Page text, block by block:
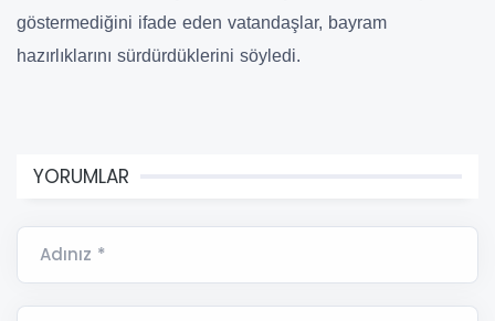
göstermediğini ifade eden vatandaşlar, bayram
hazırlıklarını sürdürdüklerini söyledi.
YORUMLAR
Adınız *